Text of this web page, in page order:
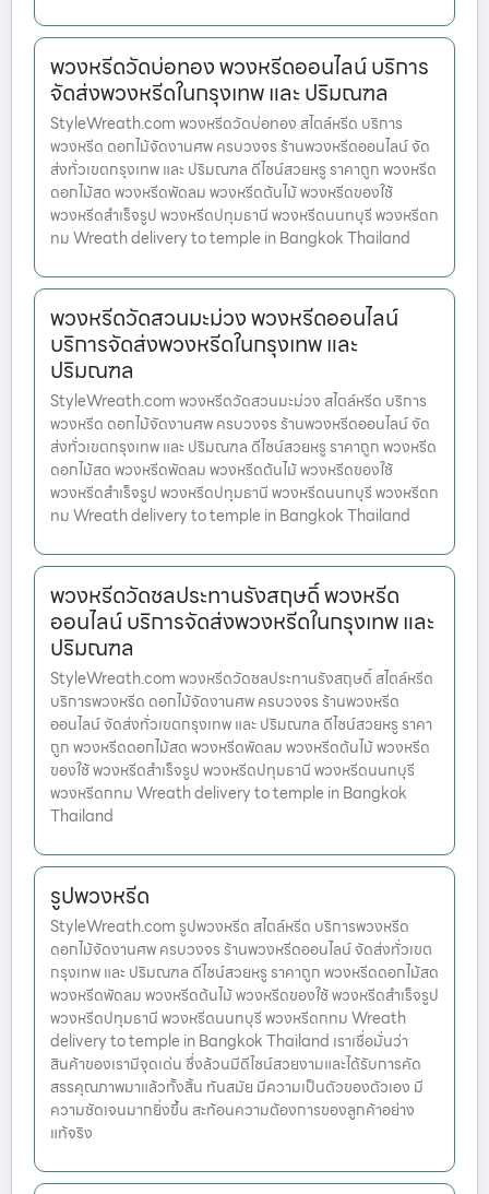
พวงหรีดวัดบ่อทอง พวงหรีดออนไลน์ บริการ
จัดส่งพวงหรีดในกรุงเทพ และ ปริมณฑล
StyleWreath.com พวงหรีดวัดบ่อทอง สไตล์หรีด บริการ
พวงหรีด ดอกไม้จัดงานศพ ครบวงจร ร้านพวงหรีดออนไลน์ จัด
ส่งทั่วเขตกรุงเทพ และ ปริมณฑล ดีไซน์สวยหรู ราคาถูก พวงหรีด
ดอกไม้สด พวงหรีดพัดลม พวงหรีดต้นไม้ พวงหรีดของใช้
พวงหรีดสำเร็จรูป พวงหรีดปทุมธานี พวงหรีดนนทบุรี พวงหรีดก
ทม Wreath delivery to temple in Bangkok Thailand
พวงหรีดวัดสวนมะม่วง พวงหรีดออนไลน์
บริการจัดส่งพวงหรีดในกรุงเทพ และ
ปริมณฑล
StyleWreath.com พวงหรีดวัดสวนมะม่วง สไตล์หรีด บริการ
พวงหรีด ดอกไม้จัดงานศพ ครบวงจร ร้านพวงหรีดออนไลน์ จัด
ส่งทั่วเขตกรุงเทพ และ ปริมณฑล ดีไซน์สวยหรู ราคาถูก พวงหรีด
ดอกไม้สด พวงหรีดพัดลม พวงหรีดต้นไม้ พวงหรีดของใช้
พวงหรีดสำเร็จรูป พวงหรีดปทุมธานี พวงหรีดนนทบุรี พวงหรีดก
ทม Wreath delivery to temple in Bangkok Thailand
พวงหรีดวัดชลประทานรังสฤษดิ์ พวงหรีด
ออนไลน์ บริการจัดส่งพวงหรีดในกรุงเทพ และ
ปริมณฑล
StyleWreath.com พวงหรีดวัดชลประทานรังสฤษดิ์ สไตล์หรีด
บริการพวงหรีด ดอกไม้จัดงานศพ ครบวงจร ร้านพวงหรีด
ออนไลน์ จัดส่งทั่วเขตกรุงเทพ และ ปริมณฑล ดีไซน์สวยหรู ราคา
ถูก พวงหรีดดอกไม้สด พวงหรีดพัดลม พวงหรีดต้นไม้ พวงหรีด
ของใช้ พวงหรีดสำเร็จรูป พวงหรีดปทุมธานี พวงหรีดนนทบุรี
พวงหรีดกทม Wreath delivery to temple in Bangkok
Thailand
รูปพวงหรีด
StyleWreath.com รูปพวงหรีด สไตล์หรีด บริการพวงหรีด
ดอกไม้จัดงานศพ ครบวงจร ร้านพวงหรีดออนไลน์ จัดส่งทั่วเขต
กรุงเทพ และ ปริมณฑล ดีไซน์สวยหรู ราคาถูก พวงหรีดดอกไม้สด
พวงหรีดพัดลม พวงหรีดต้นไม้ พวงหรีดของใช้ พวงหรีดสำเร็จรูป
พวงหรีดปทุมธานี พวงหรีดนนทบุรี พวงหรีดกทม Wreath
delivery to temple in Bangkok Thailand เราเชื่อมั่นว่า
สินค้าของเรามีจุดเด่น ซึ่งล้วนมีดีไซน์สวยงามและได้รับการคัด
สรรคุณภาพมาแล้วทั้งสิ้น ทันสมัย มีความเป็นตัวของตัวเอง มี
ความชัดเจนมากยิ่งขึ้น สะท้อนความต้องการของลูกค้าอย่าง
แท้จริง